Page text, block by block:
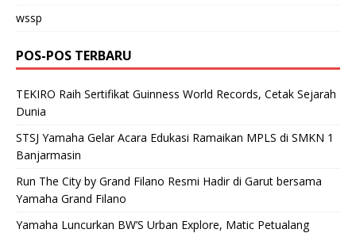
wssp
POS-POS TERBARU
TEKIRO Raih Sertifikat Guinness World Records, Cetak Sejarah
Dunia
STSJ Yamaha Gelar Acara Edukasi Ramaikan MPLS di SMKN 1
Banjarmasin
Run The City by Grand Filano Resmi Hadir di Garut bersama
Yamaha Grand Filano
Yamaha Luncurkan BW’S Urban Explore, Matic Petualang